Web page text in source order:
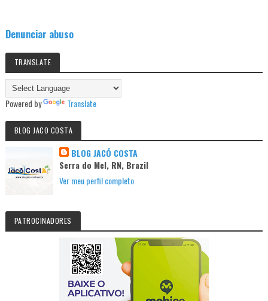
Denunciar abuso
TRANSLATE
Powered by Translate
BLOG JACO COSTA
BLOG JACÓ COSTA
Serra do Mel, RN, Brazil
Ver meu perfil completo
PATROCINADORES